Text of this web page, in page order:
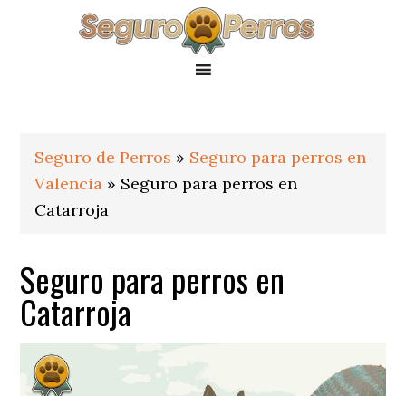
Seguro de Perros » Seguro para perros en
Valencia » Seguro para perros en
Catarroja
Seguro para perros en
Catarroja